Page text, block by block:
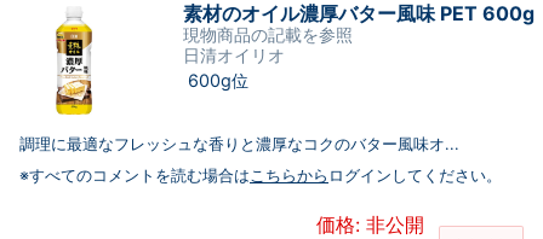
素材のオイル濃厚バター風味 PET 600g
現物商品の記載を参照
日清オイリオ
600g位
調理に最適なフレッシュな香りと濃厚なコクのバター風味オ...
※すべてのコメントを読む場合はこちらから ログインしてください。
価格: 非公開